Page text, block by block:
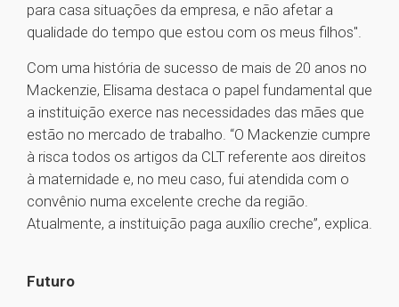
para casa situações da empresa, e não afetar a
qualidade do tempo que estou com os meus filhos".
Com uma história de sucesso de mais de 20 anos no
Mackenzie, Elisama destaca o papel fundamental que
a instituição exerce nas necessidades das mães que
estão no mercado de trabalho. “O Mackenzie cumpre
à risca todos os artigos da CLT referente aos direitos
à maternidade e, no meu caso, fui atendida com o
convênio numa excelente creche da região.
Atualmente, a instituição paga auxílio creche”, explica.
Futuro